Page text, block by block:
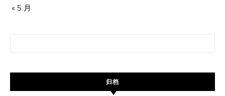
« 5 月
归档